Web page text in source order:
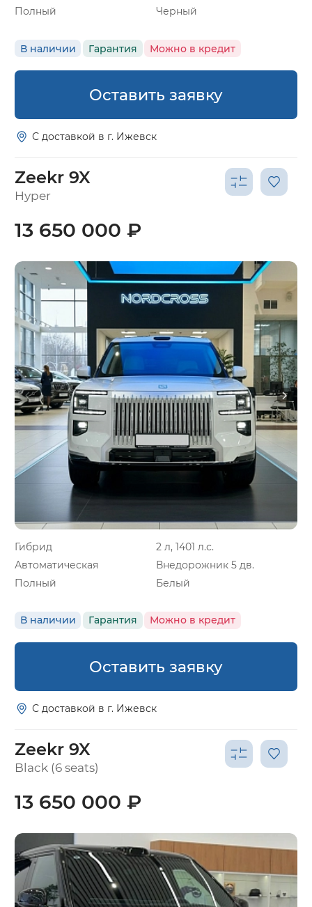
Полный
Черный
В наличии Гарантия Можно в кредит
Оставить заявку
С доставкой в г. Ижевск
Zeekr 9X
Hyper
Гибрид
2 л, 1401 л.с.
Автоматическая
Внедорожник 5 дв.
Полный
Белый
В наличии Гарантия Можно в кредит
13 650 000 ₽
Оставить заявку
С доставкой в г. Ижевск
Zeekr 9X
Black (6 seats)
13 650 000 ₽